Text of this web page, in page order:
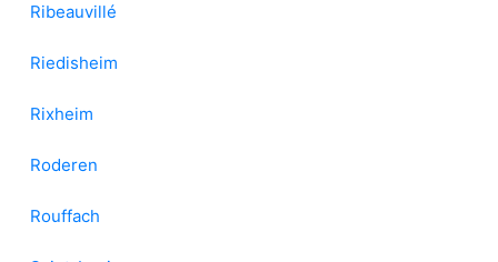
Ribeauvillé
Riedisheim
Rixheim
Roderen
Rouffach